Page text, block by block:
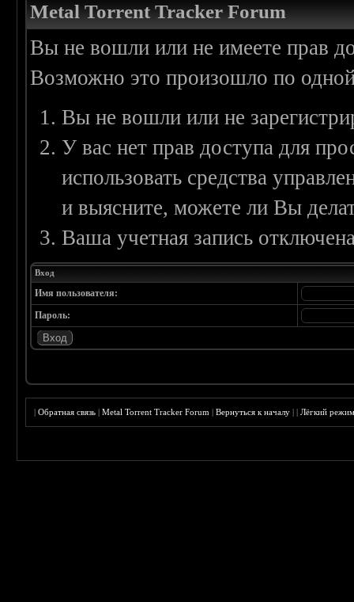
Metal Torrent Tracker Forum
Вы не вошли или не имеете прав
Возможно это произошло по
Вы не вошли или не
У вас нет прав доступа для
использовать средства
и выясните, можете ли Вы
Ваша учетная запись
Вход
Имя пользователя:
Пароль:
|Обратная связь |Metal Torrent Tracker Forum |Вернуться к началу ||Лёгкий